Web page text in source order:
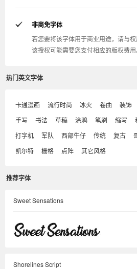
非商免字体
若您要将该字体用于商业用途，请与权
该授权可能需要您支付相应的版权费用
热门英文字体
卡通漫画 流行时尚 冰火 卷曲 装饰
手写
书法 草稿 涂鸦 笔刷 缩写
打字机
军队 西部牛仔 传统 复古
凯尔特
栅格 点阵 其它风格
推荐字体
Sweet Sensations
Shorelines Script